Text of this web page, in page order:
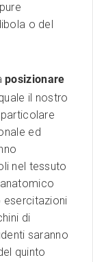
o del
posizionare
il nostro
ed
nel tessuto
esercitazioni
di
saranno
quinto